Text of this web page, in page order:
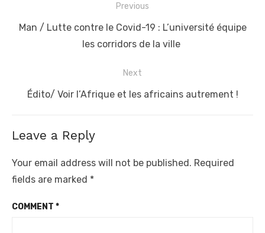
navigation
Previous
Previous
Man / Lutte contre le Covid-19 : L’université équipe
les corridors de la ville
Next
Next
Édito/ Voir l’Afrique et les africains autrement !
Leave a Reply
Your email address will not be published. Required
fields are marked *
COMMENT *